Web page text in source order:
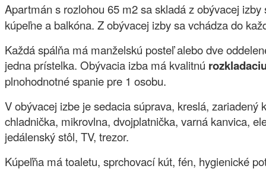
Apartmán s rozlohou 65 m2 sa skladá z obývacej
kúpeľne a balkóna. Z obývacej izby sa vchádza do
Každá spálňa má manželskú posteľ alebo dve
jedna prístelka. Obývacia izba má kvalitnú
plnohodnotné spanie pre 1 osobu.
V obývacej izbe je sedacia súprava, kreslá, zariadený
chladnička, mikrovlna, dvojplatnička, varná kanvica,
jedálenský stôl, TV, trezor.
Kúpeľňa má toaletu, sprchovací kút, fén, hygienické